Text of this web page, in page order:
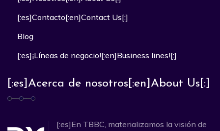
[:es]Contacto[:en]Contact Us[:]
Blog
[:es]¡Líneas de negocio![:en]Business lines![:]
[:es]Acerca de nosotros[:en]About Us[:]
[:es]En TBBC, materializamos la visión de